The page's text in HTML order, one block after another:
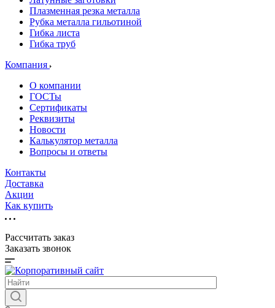
Плазменная резка металла
Рубка металла гильотиной
Гибка листа
Гибка труб
Компания
О компании
ГОСТы
Сертификаты
Реквизиты
Новости
Калькулятор металла
Вопросы и ответы
Контакты
Доставка
Акции
Как купить
Рассчитать заказ
Заказать звонок